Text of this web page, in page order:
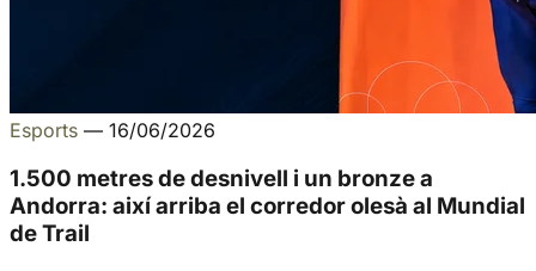
Esports — 16/06/2026
1.500 metres de desnivell i un bronze a
Andorra: així arriba el corredor olesà al Mundial
de Trail